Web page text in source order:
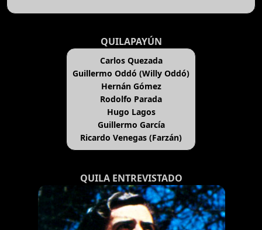
QUILAPAYÚN
Carlos Quezada
Guillermo Oddó (Willy Oddó)
Hernán Gómez
Rodolfo Parada
Hugo Lagos
Guillermo García
Ricardo Venegas (Farzán)
QUILA ENTREVISTADO